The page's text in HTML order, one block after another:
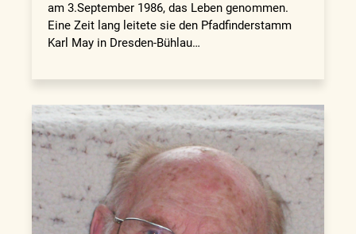
am 3.September 1986, das Leben genommen.
Eine Zeit lang leitete sie den Pfadfinderstamm
Karl May in Dresden-Bühlau…